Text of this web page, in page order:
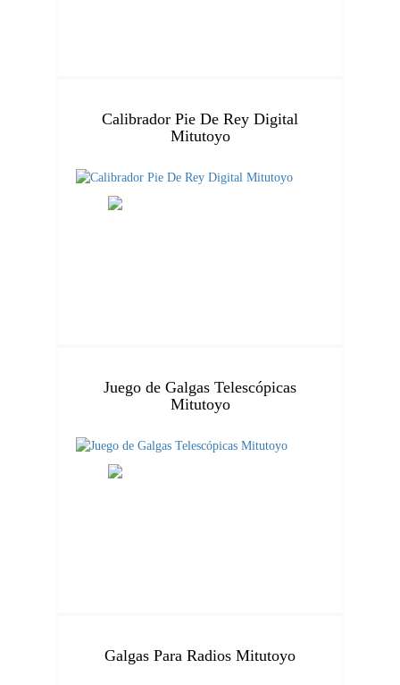
Calibrador Pie De Rey Digital
Mitutoyo
Juego de Galgas Telescópicas
Mitutoyo
Galgas Para Radios Mitutoyo